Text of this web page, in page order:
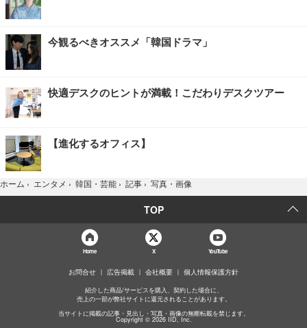
今観るべきオススメ「韓国ドラマ」
快適デスクのヒントが満載！こだわりデスクツアー
【進化するオフィス】
ホーム › エンタメ › 韓国・芸能 › 記事 › 写真・画像
TOP
Home X YouTube
お問合せ 広告掲載 会社概要 個人情報保護方針
紹介した商品/サービスを購入、契約した場合に、
売上の一部が弊社サイトに還元されることがあります。
当サイトに掲載の記事・見出し・写真・画像の無断転載を禁じます。
Copyright © 2026 IID, Inc.